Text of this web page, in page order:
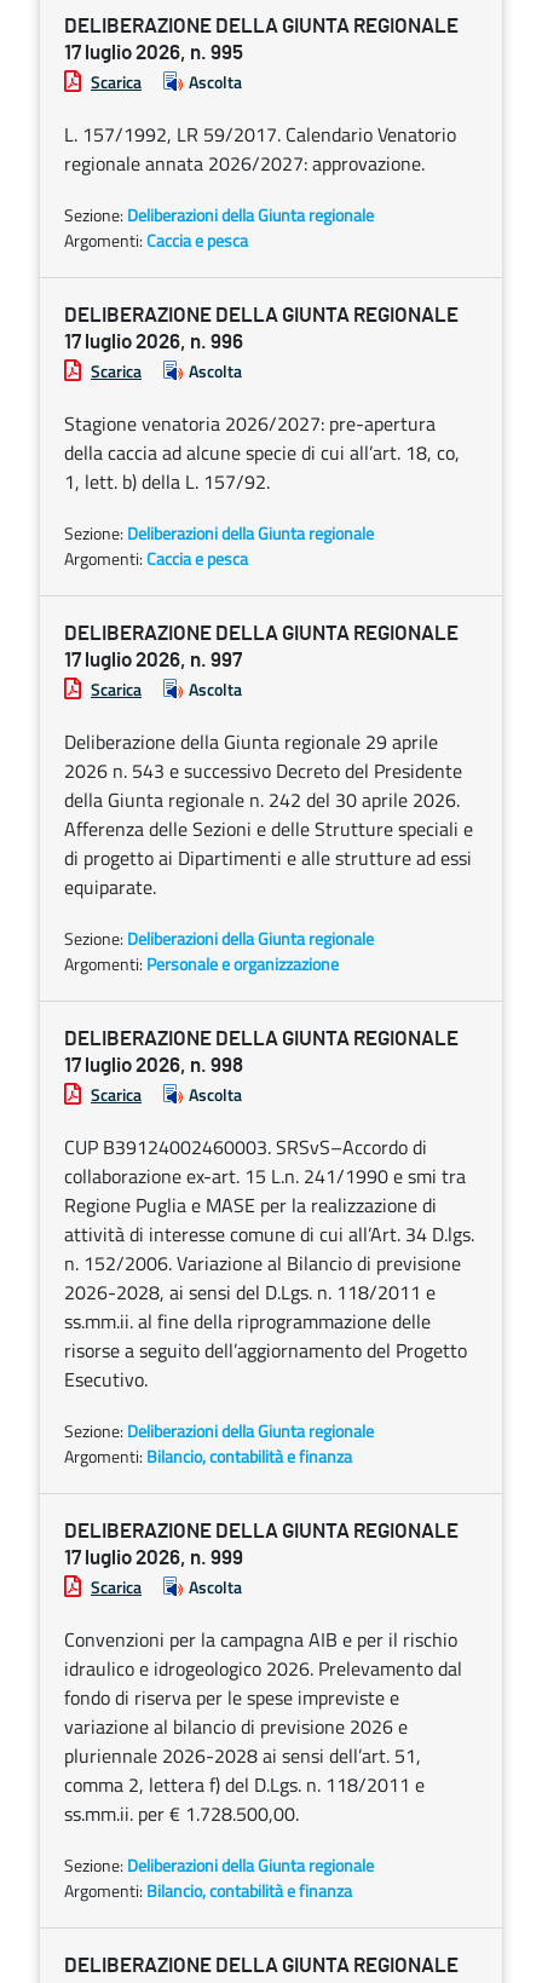
DELIBERAZIONE DELLA GIUNTA REGIONALE
17 luglio 2026, n. 995
Scarica Ascolta
L. 157/1992, LR 59/2017. Calendario Venatorio
regionale annata 2026/2027: approvazione.
Sezione: Deliberazioni della Giunta regionale
Argomenti:Caccia e pesca
DELIBERAZIONE DELLA GIUNTA REGIONALE
17 luglio 2026, n. 996
Scarica Ascolta
Stagione venatoria 2026/2027: pre-apertura
della caccia ad alcune specie di cui all’art. 18, co,
1, lett. b) della L. 157/92.
Sezione: Deliberazioni della Giunta regionale
Argomenti:Caccia e pesca
DELIBERAZIONE DELLA GIUNTA REGIONALE
17 luglio 2026, n. 997
Scarica Ascolta
Deliberazione della Giunta regionale 29 aprile
2026 n. 543 e successivo Decreto del Presidente
della Giunta regionale n. 242 del 30 aprile 2026.
Afferenza delle Sezioni e delle Strutture speciali e
di progetto ai Dipartimenti e alle strutture ad essi
equiparate.
Sezione: Deliberazioni della Giunta regionale
Argomenti: Personale e organizzazione
DELIBERAZIONE DELLA GIUNTA REGIONALE
17 luglio 2026, n. 998
Scarica Ascolta
CUP B39124002460003. SRSvS–Accordo di
collaborazione ex-art. 15 L.n. 241/1990 e smi tra
Regione Puglia e MASE per la realizzazione di
attività di interesse comune di cui all’Art. 34 D.lgs.
n. 152/2006. Variazione al Bilancio di previsione
2026-2028, ai sensi del D.Lgs. n. 118/2011 e
ss.mm.ii. al fine della riprogrammazione delle
risorse a seguito dell’aggiornamento del Progetto
Esecutivo.
Sezione: Deliberazioni della Giunta regionale
Argomenti: Bilancio, contabilità e finanza
DELIBERAZIONE DELLA GIUNTA REGIONALE
17 luglio 2026, n. 999
Scarica Ascolta
Convenzioni per la campagna AIB e per il rischio
idraulico e idrogeologico 2026. Prelevamento dal
fondo di riserva per le spese impreviste e
variazione al bilancio di previsione 2026 e
pluriennale 2026-2028 ai sensi dell’art. 51,
comma 2, lettera f) del D.Lgs. n. 118/2011 e
ss.mm.ii. per € 1.728.500,00.
Sezione: Deliberazioni della Giunta regionale
Argomenti: Bilancio, contabilità e finanza
DELIBERAZIONE DELLA GIUNTA REGIONALE